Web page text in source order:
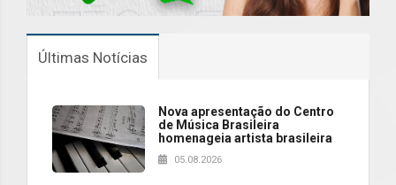
Últimas Notícias
Nova apresentação do Centro
de Música Brasileira
homenageia artista brasileira
05.08.2026